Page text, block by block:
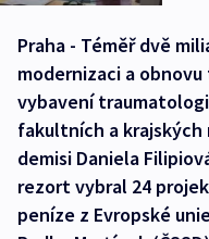
Praha - Téměř dvě
modernizaci a
vybavení
fakultních a
demisi Daniela
rezort vybral 24
peníze z Evropské